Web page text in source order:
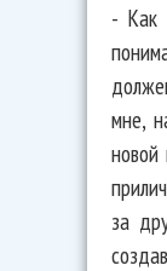
- Как
мне,
новой
за